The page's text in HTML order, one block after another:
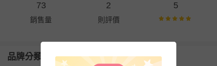
73
銷售量
2
則評價
5
品牌分類